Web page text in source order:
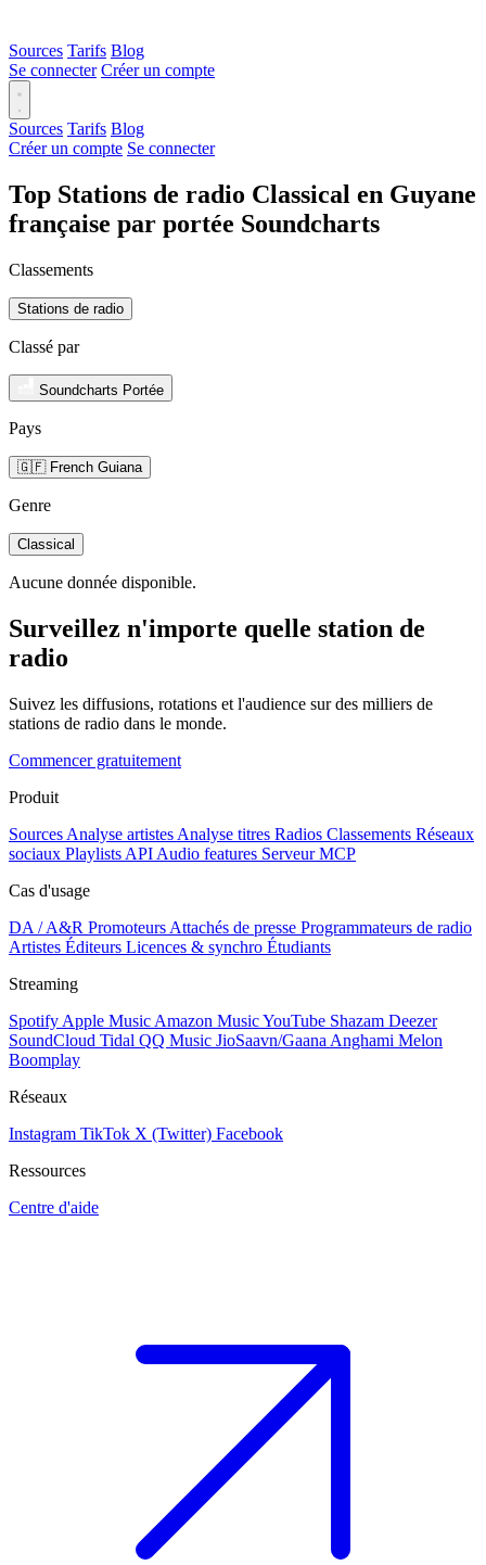
Sources Tarifs Blog
Se connecter Créer un compte
Sources Tarifs Blog
Créer un compte Se connecter
Top Stations de radio Classical en Guyane
française par portée Soundcharts
Classements
Stations de radio
Classé par
Soundcharts Portée
Pays
🇬🇫 French Guiana
Genre
Classical
Aucune donnée disponible.
Surveillez n'importe quelle station de
radio
Suivez les diffusions, rotations et l'audience sur des milliers de
stations de radio dans le monde.
Commencer gratuitement
Produit
Sources Analyse artistes Analyse titres Radios Classements Réseaux
sociaux Playlists API Audio features Serveur MCP
Cas d'usage
DA / A&R Promoteurs Attachés de presse Programmateurs de radio
Artistes Éditeurs Licences & synchro Étudiants
Streaming
Spotify Apple Music Amazon MusicYouTube Shazam Deezer
SoundCloud Tidal QQ Music JioSaavn/Gaana Anghami Melon
Boomplay
Réseaux
Instagram TikTok X (Twitter) Facebook
Ressources
Centre d'aide